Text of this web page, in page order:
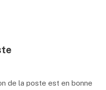
de la poste est en bonne